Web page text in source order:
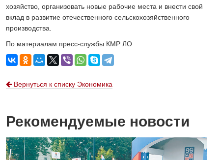
хозяйство, организовать новые рабочие места и внести свой
вклад в развитие отечественного сельскохозяйственного
производства.
По материалам пресс-службы КМР ЛО
Вернуться к списку Экономика
Рекомендуемые новости